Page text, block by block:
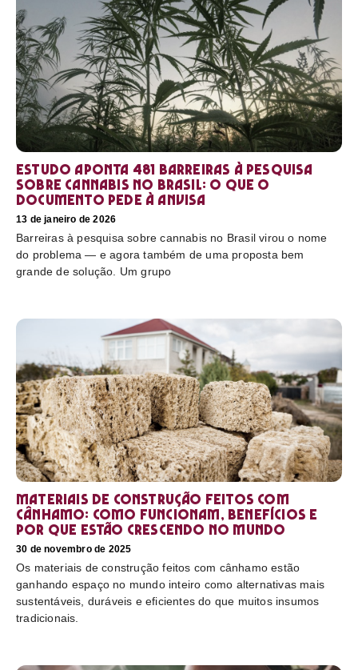
Estudo aponta 481 barreiras à pesquisa
sobre cannabis no Brasil: o que o
documento pede à Anvisa
13 de janeiro de 2026
Barreiras à pesquisa sobre cannabis no Brasil virou o nome
do problema — e agora também de uma proposta bem
grande de solução. Um grupo
Materiais de construção feitos com
cânhamo: como funcionam, benefícios e
por que estão crescendo no mundo
30 de novembro de 2025
Os materiais de construção feitos com cânhamo estão
ganhando espaço no mundo inteiro como alternativas mais
sustentáveis, duráveis e eficientes do que muitos insumos
tradicionais.